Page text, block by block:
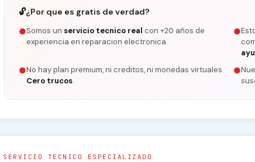
🔓¿Por que es gratis de verdad?
●Somos un servicio tecnico real con +20 años de
experiencia en reparacion electronica.
●
●No hay plan premium, ni creditos, ni monedas virtuales.
Cero trucos.
●
SERVICIO TECNICO ESPECIALIZADO